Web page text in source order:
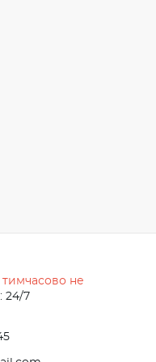
тимчасово не
24/7